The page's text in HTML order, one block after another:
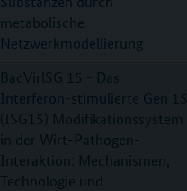
metabolische
Netzwerkmodellierung
BacVirlSG 15 - Das
Interferon-stimulierte Gen 15
(ISG15) Modifikationssystem
in der Wirt-Pathogen-
Interaktion: Mechanismen,
Technologie und